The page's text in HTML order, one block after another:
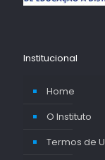
Institucional
Home
O Instituto
Termos de